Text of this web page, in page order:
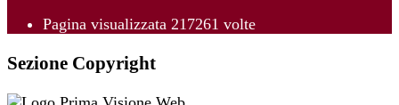
Pagina visualizzata 217261 volte
Sezione Copyright